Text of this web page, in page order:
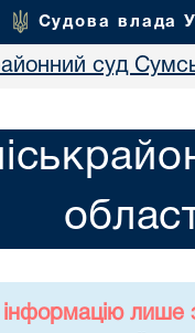
Судова влада
суд
лише